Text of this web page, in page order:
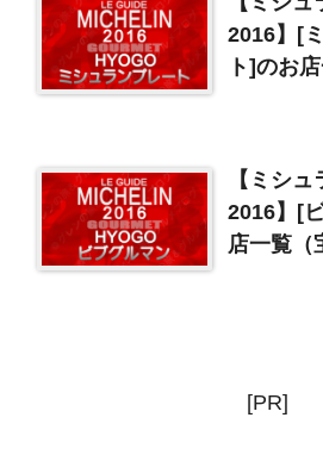
2016】[
ト]のお
【ミシ
2016】[
店一覧（
[PR]